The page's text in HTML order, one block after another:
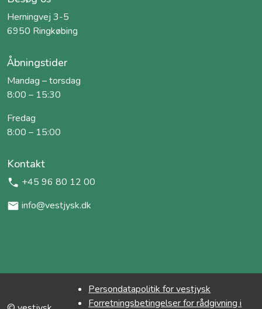
Herningvej 3-5
6950 Ringkøbing
Åbningstider
Mandag – torsdag
8:00 – 15:30
Fredag
8:00 – 15:00
Kontakt
+45 96 80 12 00
info@vestjysk.dk
Persondatapolitik for vestjysk
Forretningsbetingelser for rådgivning i